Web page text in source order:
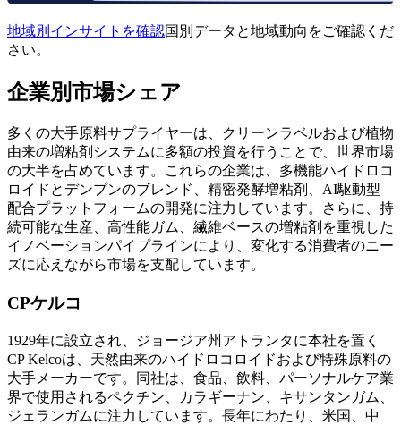
地域別インサイトを確認国別データと地域動向をご確認くだ
さい。
企業別市場シェア
多くの大手原料サプライヤーは、クリーンラベルおよび植物
由来の増粘剤システムに多額の投資を行うことで、世界市場
の大半を占めています。これらの企業は、多機能ハイドロコ
ロイドとデンプンのブレンド、精密発酵増粘剤、AI駆動型
配合プラットフォームの開発に注力しています。さらに、持
続可能な生産、高性能ガム、繊維ベースの増粘剤を重視した
イノベーションパイプラインにより、変化する消費者のニー
ズに応えながら市場を支配しています。
CPケルコ
1929年に設立され、ジョージア州アトランタに本社を置く
CP Kelcoは、天然由来のハイドロコロイドおよび特殊原料の
大手メーカーです。同社は、食品、飲料、パーソナルケア業
界で使用されるペクチン、カラギーナン、キサンタンガム、
ジェランガムに注力しています。長年にわたり、米国、中